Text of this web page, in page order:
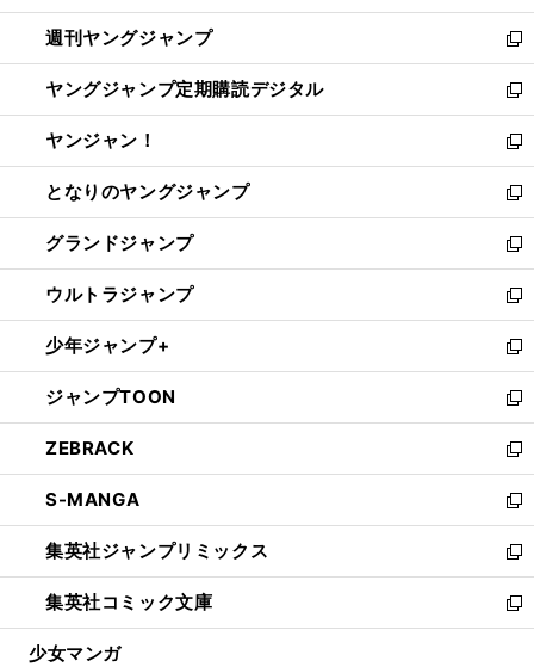
開
く
ウ
で
開
く
ン
ド
ウ
で
開
く
ウ
ィ
ン
ド
ウ
で
開
く
週刊ヤングジャンプ
新
し
い
ウ
ィ
ン
ド
ウ
で
開
く
ヤングジャンプ定期購読デジタル
新
し
い
ウ
ィ
ン
ド
ウ
で
開
く
ヤンジャン！
新
し
い
ウ
ィ
ン
ド
ウ
で
開
く
となりのヤングジャンプ
新
し
い
ウ
ィ
ン
ド
ウ
で
開
く
グランドジャンプ
新
し
い
ウ
ィ
ン
ド
ウ
で
開
く
ウルトラジャンプ
新
し
い
ウ
ィ
ン
ド
ウ
で
開
く
少年ジャンプ+
新
し
い
ウ
ィ
ン
ド
ウ
で
開
く
ジャンプTOON
新
し
い
ウ
ィ
ン
ド
ウ
で
開
ZEBRACK
新
し
い
ウ
ィ
ン
ド
ウ
S-MANGA
新
し
い
ウ
ィ
ン
集英社ジャンプリミックス
新
し
い
ウ
集英社コミック文庫
新
し
少女マンガ